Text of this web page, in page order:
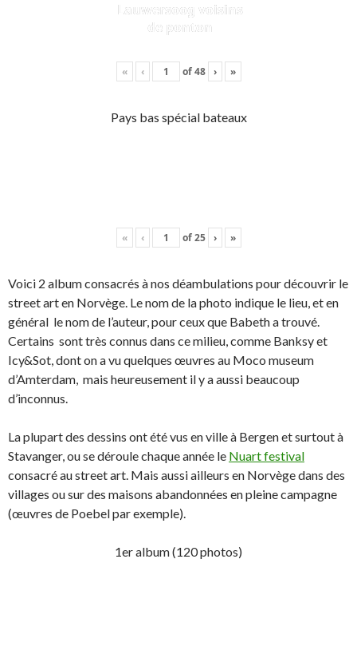
Lauwersoog voisins
de ponton
« ‹ of48 › »
Pays bas spécial bateaux
« ‹ of25 › »
Voici 2 album consacrés à nos déambulations pour découvrir le
street art en Norvège. Le nom de la photo indique le lieu, et en
général le nom de l’auteur, pour ceux que Babeth a trouvé.
Certains sont très connus dans ce milieu, comme Banksy et
Icy&Sot, dont on a vu quelques œuvres au Moco museum
d’Amterdam, mais heureusement il y a aussi beaucoup
d’inconnus.
La plupart des dessins ont été vus en ville à Bergen et surtout à
Stavanger, ou se déroule chaque année le Nuart festival
consacré au street art. Mais aussi ailleurs en Norvège dans des
villages ou sur des maisons abandonnées en pleine campagne
(œuvres de Poebel par exemple).
1er album (120 photos)